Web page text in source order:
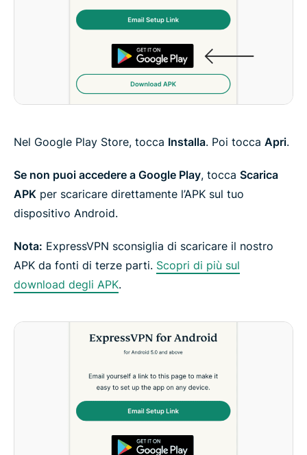
Nel Google Play Store, tocca Installa. Poi tocca Apri.
Se non puoi accedere a Google Play, tocca Scarica
APK per scaricare direttamente l’APK sul tuo
dispositivo Android.
Nota: ExpressVPN sconsiglia di scaricare il nostro
APK da fonti di terze parti. Scopri di più sul
download degli APK.